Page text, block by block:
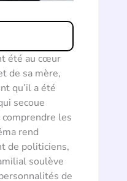
été au cœur
de sa mère,
qu’il a été
secoue
les
rend
de politiciens,
soulève
de